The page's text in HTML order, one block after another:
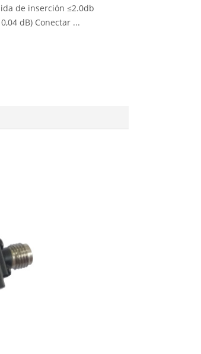
de inserción ≤2.0db
dB) Conectar ...